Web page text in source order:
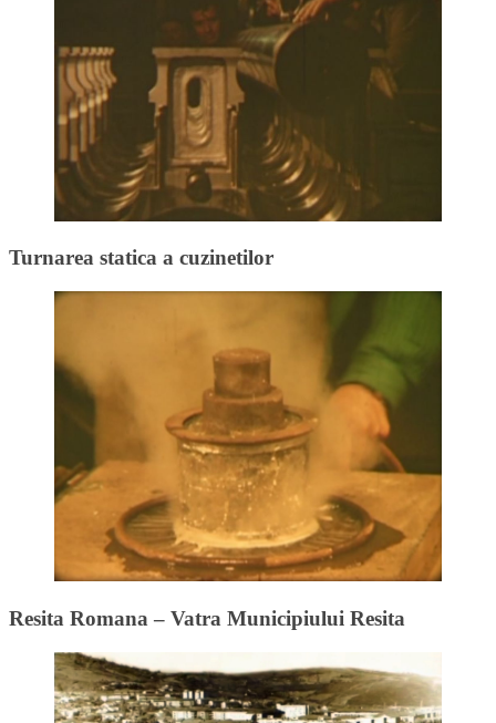
Turnarea statica a cuzinetilor
Resita Romana – Vatra Municipiului Resita